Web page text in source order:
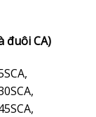
đuôi CA)